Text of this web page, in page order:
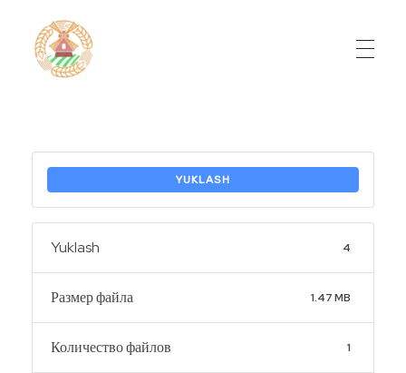
YUKLASH
Yuklash 4
Размер файла 1.47 MB
Количество файлов 1